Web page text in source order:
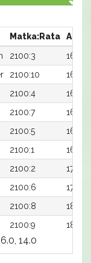
Matka:Rata
Aika
2100:3
16,0a
2100:10
16,6a
2100:4
16,6a
2100:7
16,8a
2100:5
16,8a
2100:1
16,8a
2100:2
17,0a
2100:6
17,0ax
2100:8
18,1a
2100:9 18,4a
14.0